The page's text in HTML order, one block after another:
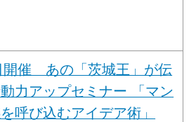
開催 あの「茨城王」が伝
力アップセミナー 「マン
呼び込むアイデア術」